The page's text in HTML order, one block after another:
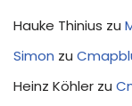
Hauke Thinius zu
Simon zu
Heinz Köhler zu